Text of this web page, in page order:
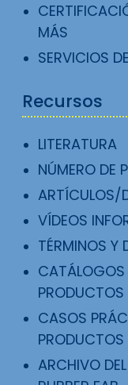
MÁS
SERVICIOS
Recursos
LITERATURA
NÚMERO DE
ARTÍCULOS/
VÍDEOS
TÉRMINOS Y
CATÁLOGOS
PRODUCTOS
CASOS
ARCHIVO